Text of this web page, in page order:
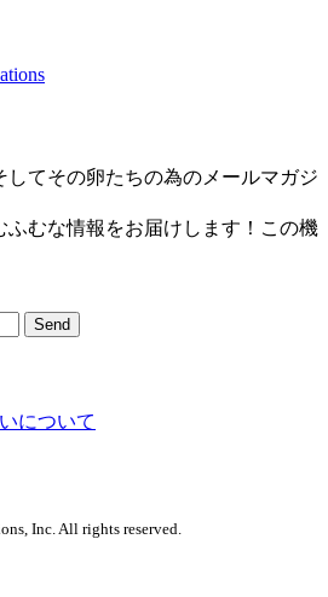
てその卵たちの為のメールマガジ
ふむな情報をお届けします！この機
について
Inc. All rights reserved.